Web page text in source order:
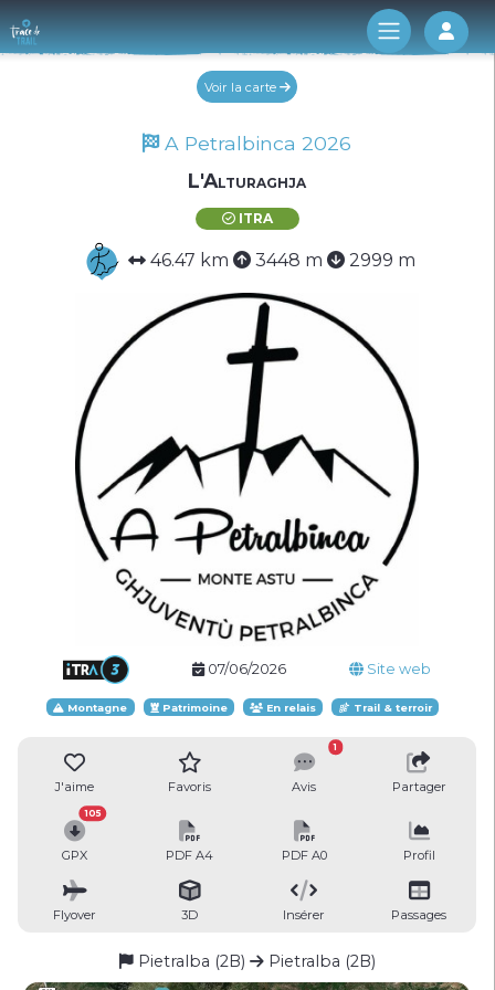
Log
Voir la carte
A Petralbinca 2026
L'Alturaghja
ITRA
46.47 km 3448 m 2999 m
07/06/2026 Site web
Montagne Patrimoine En relais Trail & terroir
J'aime Favoris Avis
1
Partager
GPX
105
PDF A4 PDF A0 Profil
Flyover 3D Insérer Passages
Pietralba (2B) Pietralba (2B)